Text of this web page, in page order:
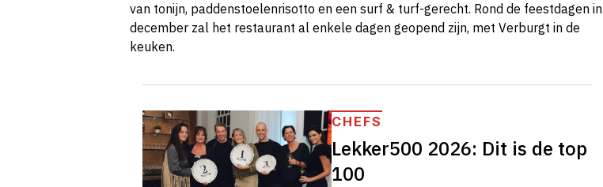
van tonijn, paddenstoelenrisotto en een surf & turf-gerecht. Rond de feestdagen in
december zal het restaurant al enkele dagen geopend zijn, met Verburgt in de
keuken.
CHEFS
Lekker500 2026: Dit is de top
100